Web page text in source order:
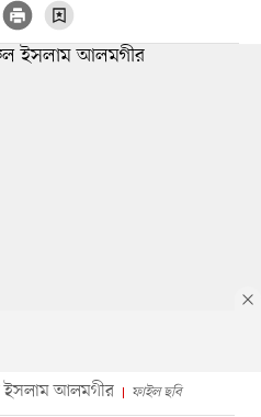
ইসলাম আলমগীর ফাইল ছবি